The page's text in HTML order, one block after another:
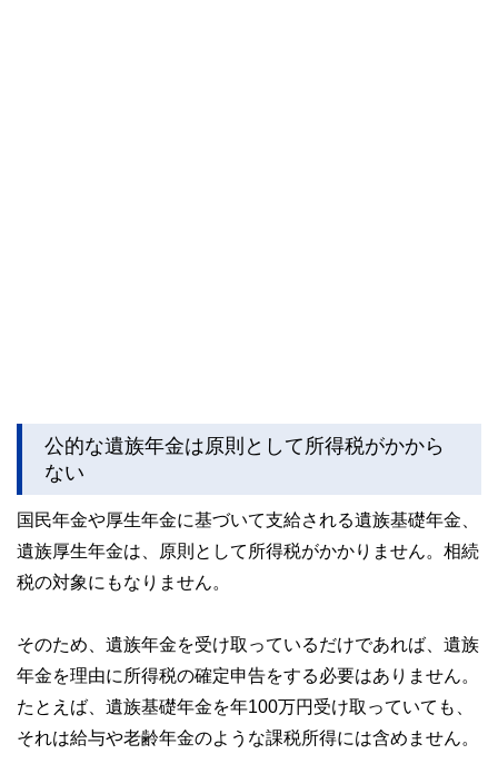
公的な遺族年金は原則として所得税がかから
ない
国民年金や厚生年金に基づいて支給される遺族基礎年金、
遺族厚生年金は、原則として所得税がかかりません。相続
税の対象にもなりません。
そのため、遺族年金を受け取っているだけであれば、遺族
年金を理由に所得税の確定申告をする必要はありません。
たとえば、遺族基礎年金を年100万円受け取っていても、
それは給与や老齢年金のような課税所得には含めません。